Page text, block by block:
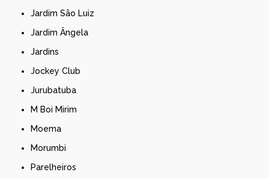
Jardim São Luiz
Jardim Ângela
Jardins
Jockey Club
Jurubatuba
M Boi Mirim
Moema
Morumbi
Parelheiros